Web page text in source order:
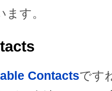
す。
Contactsです